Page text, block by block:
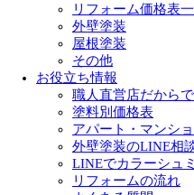
リフォーム価格表
外壁塗装
屋根塗装
その他
お役立ち情報
職人直営店だから
塗料別価格表
アパート・マンシ
外壁塗装のLINE相
LINEでカラーシュ
リフォームの流れ